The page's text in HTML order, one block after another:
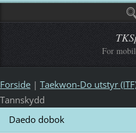
For
Forside | Taekwon-Do utstyr
Tannskydd
Daedo dobok